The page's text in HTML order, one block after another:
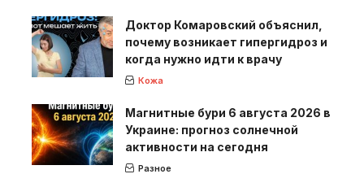
Доктор Комаровский объяснил,
почему возникает гипергидроз и
когда нужно идти к врачу
Кожа
Магнитные бури 6 августа 2026 в
Украине: прогноз солнечной
активности на сегодня
Разное